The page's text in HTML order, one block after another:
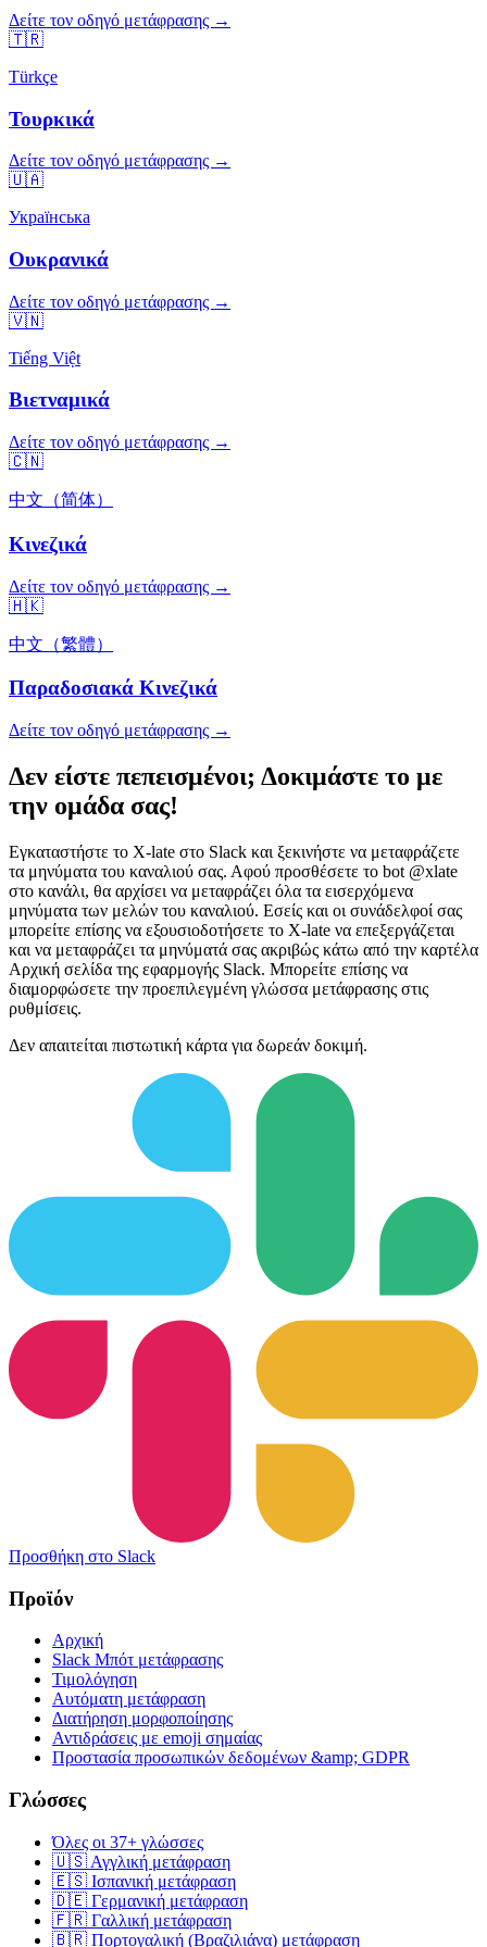
Δείτε τον οδηγό μετάφρασης →
🇹🇷
Türkçe
Τουρκικά
Δείτε τον οδηγό μετάφρασης →
🇺🇦
Українська
Ουκρανικά
Δείτε τον οδηγό μετάφρασης →
🇻🇳
Tiếng Việt
Βιετναμικά
Δείτε τον οδηγό μετάφρασης →
🇨🇳
中文（简体）
Κινεζικά
Δείτε τον οδηγό μετάφρασης →
🇭🇰
中文（繁體）
Παραδοσιακά Κινεζικά
Δείτε τον οδηγό μετάφρασης →
Δεν είστε πεπεισμένοι; Δοκιμάστε το με
την ομάδα σας!
Εγκαταστήστε το X-late στο Slack και ξεκινήστε να μεταφράζετε
τα μηνύματα του καναλιού σας. Αφού προσθέσετε το bot @xlate
στο κανάλι, θα αρχίσει να μεταφράζει όλα τα εισερχόμενα
μηνύματα των μελών του καναλιού. Εσείς και οι συνάδελφοί σας
μπορείτε επίσης να εξουσιοδοτήσετε το X-late να επεξεργάζεται
και να μεταφράζει τα μηνύματά σας ακριβώς κάτω από την καρτέλα
Αρχική σελίδα της εφαρμογής Slack. Μπορείτε επίσης να
διαμορφώσετε την προεπιλεγμένη γλώσσα μετάφρασης στις
ρυθμίσεις.
Δεν απαιτείται πιστωτική κάρτα για δωρεάν δοκιμή.
Προσθήκη στο Slack
Προϊόν
Αρχική
Slack Μπότ μετάφρασης
Τιμολόγηση
Αυτόματη μετάφραση
Διατήρηση μορφοποίησης
Αντιδράσεις με emoji σημαίας
Προστασία προσωπικών δεδομένων &amp; GDPR
Γλώσσες
Όλες οι 37+ γλώσσες
🇺🇸 Αγγλική μετάφραση
🇪🇸 Ισπανική μετάφραση
🇩🇪 Γερμανική μετάφραση
🇫🇷 Γαλλική μετάφραση
🇧🇷 Πορτογαλική (Βραζιλιάνα) μετάφραση